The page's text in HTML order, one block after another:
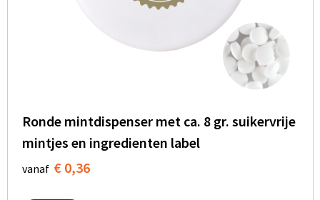
Ronde mintdispenser met ca. 8 gr. suikervrije
mintjes en ingredienten label
vanaf € 0,36